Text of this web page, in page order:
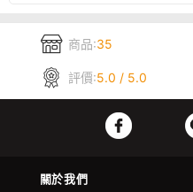
商品:35
評價:5.0 / 5.0
關於我們